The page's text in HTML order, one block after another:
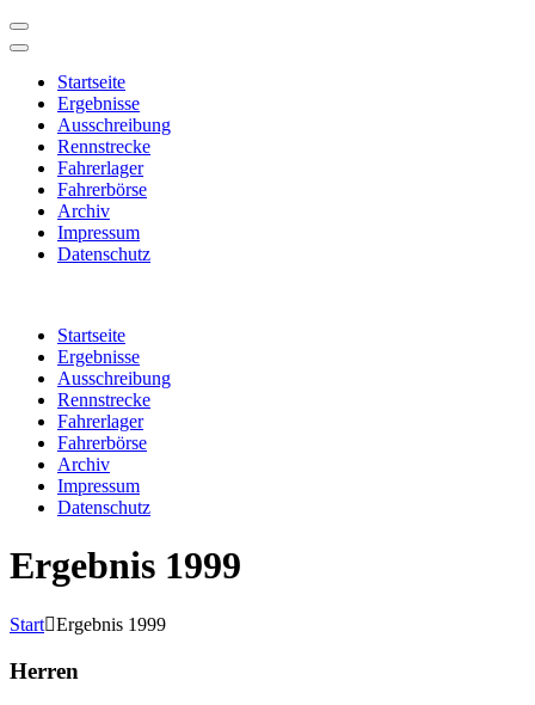
Startseite
Ergebnisse
Ausschreibung
Rennstrecke
Fahrerlager
Fahrerbörse
Archiv
Impressum
Datenschutz
springen
(Enter
drücken)
Startseite
Ergebnisse
Ausschreibung
Rennstrecke
Fahrerlager
Fahrerbörse
Archiv
Impressum
Datenschutz
Ergebnis 1999
Start Ergebnis 1999
Herren